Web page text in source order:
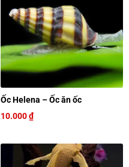
Ốc Helena – Ốc ăn ốc
10.000₫